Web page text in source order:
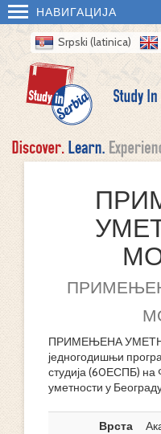
НАВИГАЦИЈА
Srpski (latinica)
ПРИМЕЊЕНА
једногодишњи
студија (60ЕСПБ)
уметности у
Врста